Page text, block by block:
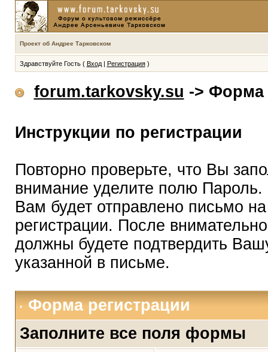
Проект об Андрее Тарковском
Здравствуйте Гость ( Вход| Регистрация)
forum.tarkovsky.su -> Форма
Инструкции по регистрации
Повторно проверьте, что Вы
внимание уделите полю Пароль.
Вам будет отправлено письмо
регистрации. После
должны будете подтвердить
указанной в письме.
Форма регистрации
Заполните все поля формы